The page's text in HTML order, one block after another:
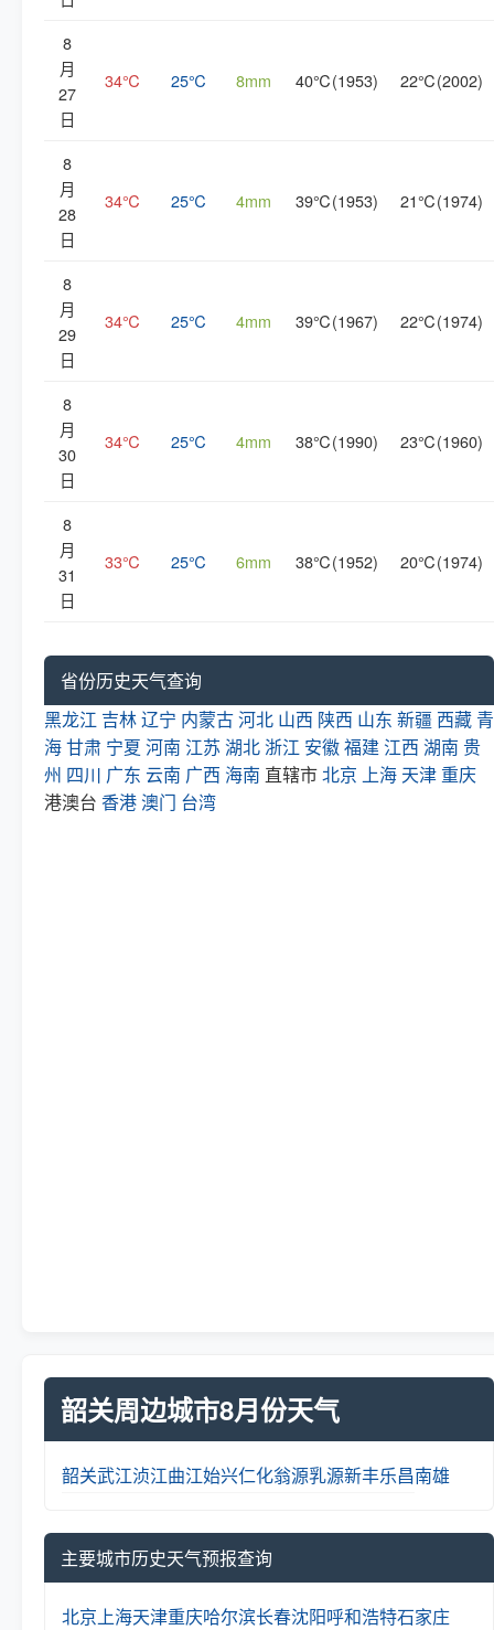
8
月
27
日
34℃ 25℃ 8mm 40℃(1953) 22℃(2002)
8
月
28
日
34℃ 25℃ 4mm 39℃(1953) 21℃(1974)
8
月
29
日
34℃ 25℃ 4mm 39℃(1967) 22℃(1974)
8
月
30
日
34℃ 25℃ 4mm 38℃(1990) 23℃(1960)
8
月
31
日
33℃ 25℃ 6mm 38℃(1952) 20℃(1974)
省份历史天气查询
黑龙江 吉林辽宁 内蒙古河北 山西 陕西 山东 新疆 西藏 青
海甘肃 宁夏 河南 江苏 湖北 浙江 安徽福建 江西 湖南 贵
州 四川 广东 云南 广西 海南 直辖市北京 上海 天津 重庆
港澳台 香港澳门 台湾
韶关周边城市8月份天气
韶关武江浈江曲江始兴仁化翁源乳源新丰乐昌南雄
主要城市历史天气预报查询
北京 上海天津重庆哈尔滨长春沈阳呼和浩特石家庄